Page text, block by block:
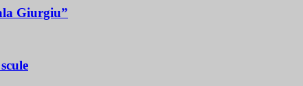
Giurgiu”